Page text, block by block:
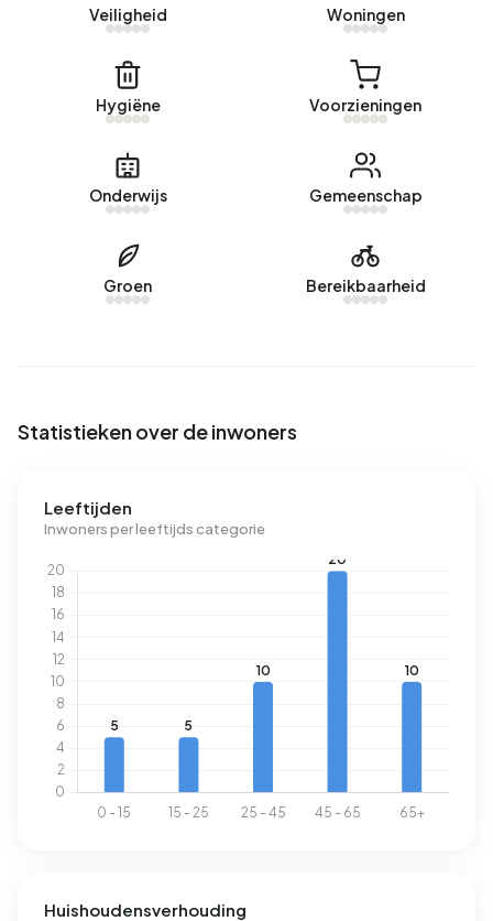
labels zijn A (43%), B (29%) en G (29%). Gemiddeld
aan elektriciteit per jaar. Dit ligt 62% boven het landelijke
gemiddelde van 2.810 kWh. Het aardgasverbruik ligt met
van 1.280 m³.
Veiligheid Woningen
Hygiëne Voorzieningen
Onderwijs Gemeenschap
Groen Bereikbaarheid
Statistieken over de inwoners
Leeftijden
Inwoners per leeftijds categorie
Huishoudensverhouding